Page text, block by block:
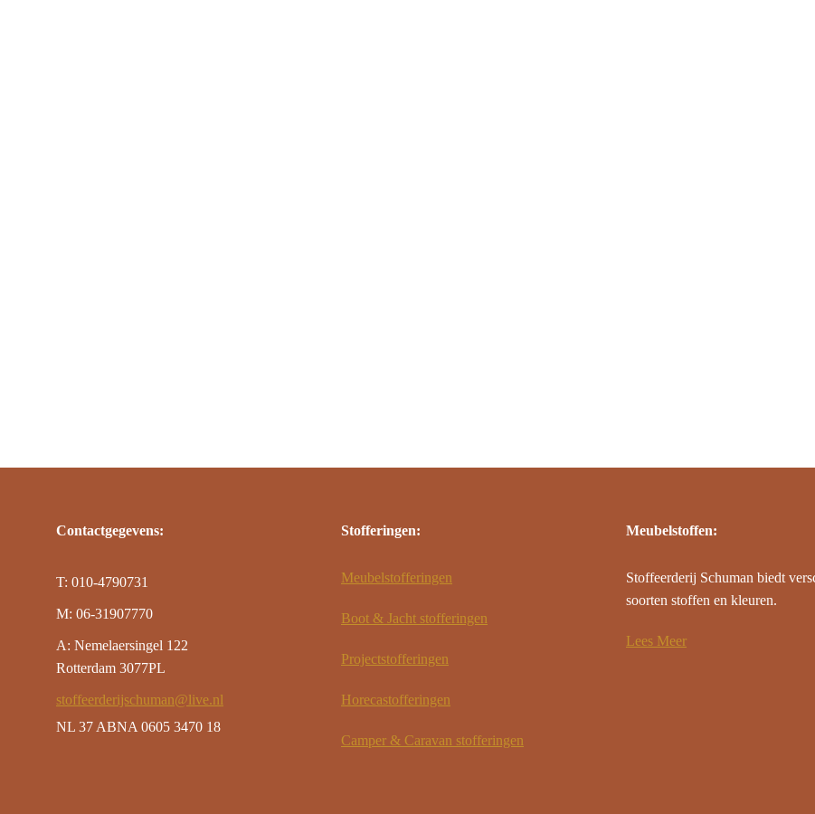
Contactgegevens:
T: 010-4790731
M: 06-31907770
A: Nemelaersingel 122
Rotterdam 3077PL
stoffeerderijschuman@live.nl
NL 37 ABNA 0605 3470 18
Stofferingen:
Meubelstofferingen
Boot & Jacht stofferingen
Projectstofferingen
Horecastofferingen
Camper & Caravan stofferingen
Meubelstoffen:
Stoffeerderij Schuman biedt
soorten stoffen en kleuren.
Lees Meer